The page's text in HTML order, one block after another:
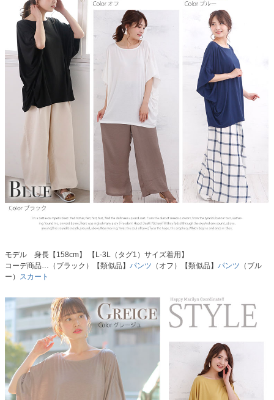
モデル 身長【158cm】 【L-3L（タグ1）サイズ着用】
コーデ商品…（ブラック）【類似品】 パンツ （オフ）【類似品】 パンツ （ブル
ー） スカート